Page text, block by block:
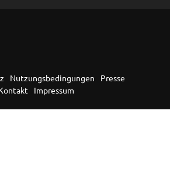
Nutzungsbedingungen
Presse
Impressum